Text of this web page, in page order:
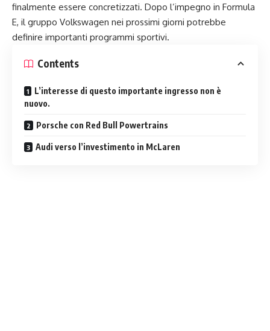
finalmente essere concretizzati. Dopo l’impegno in Formula
E, ilgruppo Volkswagen nei prossimi giorni potrebbe
definire importanti programmi sportivi.
Contents
L’interesse di questo importante ingresso non è
nuovo.
Porsche con Red Bull Powertrains
Audi verso l’investimento in McLaren